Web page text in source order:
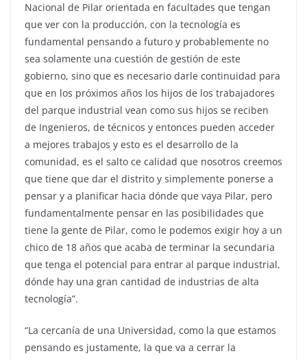
Nacional de Pilar orientada en facultades que tengan
que ver con la producción, con la tecnología es
fundamental pensando a futuro y probablemente no
sea solamente una cuestión de gestión de este
gobierno, sino que es necesario darle continuidad para
que en los próximos años los hijos de los trabajadores
del parque industrial vean como sus hijos se reciben
de Ingenieros, de técnicos y entonces pueden acceder
a mejores trabajos y esto es el desarrollo de la
comunidad, es el salto ce calidad que nosotros creemos
que tiene que dar el distrito y simplemente ponerse a
pensar y a planificar hacia dónde que vaya Pilar, pero
fundamentalmente pensar en las posibilidades que
tiene la gente de Pilar, como le podemos exigir hoy a un
chico de 18 años que acaba de terminar la secundaria
que tenga el potencial para entrar al parque industrial,
dónde hay una gran cantidad de industrias de alta
tecnología”.
“La cercanía de una Universidad, como la que estamos
pensando es justamente, la que va a cerrar la